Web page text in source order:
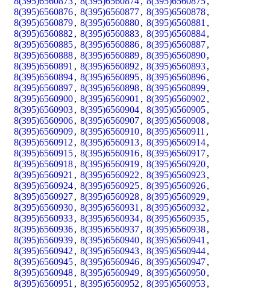
8(395)6560876, 8(395)6560877, 8(395)6560878,
8(395)6560879, 8(395)6560880, 8(395)6560881 ,
8(395)6560882 , 8(395)6560883, 8(395)6560884,
8(395)6560885, 8(395)6560886, 8(395)6560887,
8(395)6560888, 8(395)6560889, 8(395)6560890,
8(395)6560891 , 8(395)6560892 , 8(395)6560893,
8(395)6560894, 8(395)6560895, 8(395)6560896,
8(395)6560897, 8(395)6560898, 8(395)6560899,
8(395)6560900, 8(395)6560901 , 8(395)6560902 ,
8(395)6560903, 8(395)6560904, 8(395)6560905,
8(395)6560906, 8(395)6560907, 8(395)6560908,
8(395)6560909, 8(395)6560910, 8(395)6560911 ,
8(395)6560912 , 8(395)6560913, 8(395)6560914,
8(395)6560915, 8(395)6560916, 8(395)6560917,
8(395)6560918, 8(395)6560919, 8(395)6560920,
8(395)6560921 , 8(395)6560922 , 8(395)6560923,
8(395)6560924, 8(395)6560925, 8(395)6560926,
8(395)6560927, 8(395)6560928, 8(395)6560929,
8(395)6560930, 8(395)6560931 , 8(395)6560932 ,
8(395)6560933, 8(395)6560934, 8(395)6560935,
8(395)6560936, 8(395)6560937, 8(395)6560938,
8(395)6560939, 8(395)6560940, 8(395)6560941 ,
8(395)6560942 , 8(395)6560943, 8(395)6560944,
8(395)6560945, 8(395)6560946, 8(395)6560947,
8(395)6560948, 8(395)6560949, 8(395)6560950,
8(395)6560951 , 8(395)6560952 , 8(395)6560953,